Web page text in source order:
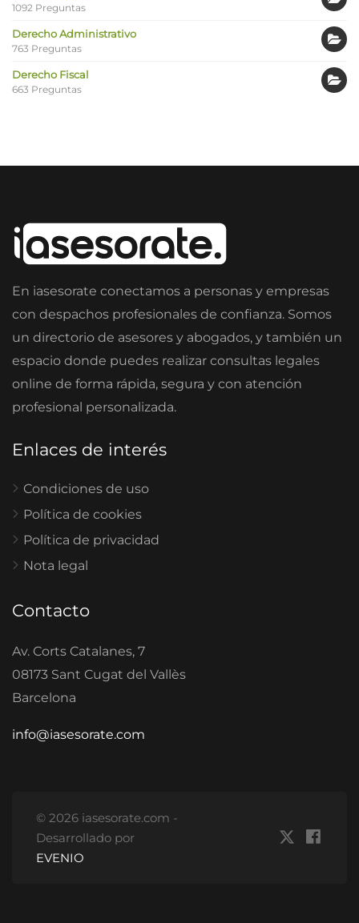
1092 Preguntas
Derecho Administrativo
763 Preguntas
Derecho Fiscal
663 Preguntas
En iasesorate conectamos a personas y empresas
con despachos profesionales de confianza. Somos
un directorio de asesores y abogados, y también un
espacio donde puedes realizar consultas legales
online de forma rápida, segura y con atención
profesional personalizada.
Enlaces de interés
Condiciones de uso
Política de cookies
Política de privacidad
Nota legal
Contacto
Av. Corts Catalanes, 7
08173 Sant Cugat del Vallès
Barcelona
info@iasesorate.com
© 2026 iasesorate.com -
Desarrollado por
EVENIO